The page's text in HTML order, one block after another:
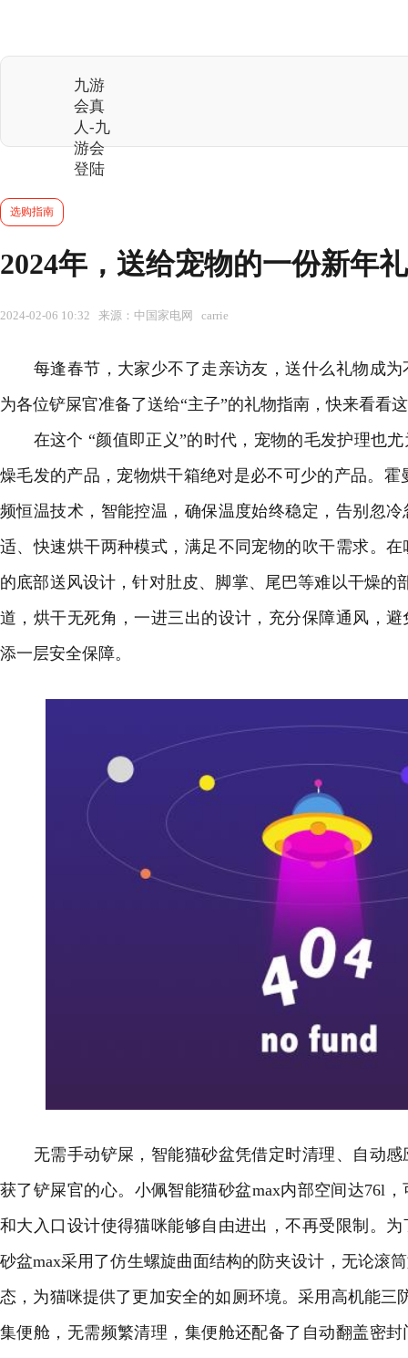
九游
会真
人-九
游会
登陆
选购指南
2024年，送给宠物的一份新年
2024-02-06 10:32 来源：中国家电网 carrie
每逢春节，大家少不了走亲访友，送什么礼物成为
为各位铲屎官准备了送给“主子”的礼物指南，快来看看
在这个 “颜值即正义”的时代，宠物的毛发护理也尤
燥毛发的产品，宠物烘干箱绝对是必不可少的产品。霍
频恒温技术，智能控温，确保温度始终稳定，告别忽
适、快速烘干两种模式，满足不同宠物的吹干需求。
的底部送风设计，针对肚皮、脚掌、尾巴等难以干燥的
道，烘干无死角，一进三出的设计，充分保障通风，
添一层安全保障。
无需手动铲屎，智能猫砂盆凭借定时清理、自动感
获了铲屎官的心。小佩智能猫砂盆max内部空间达76l
和大入口设计使得猫咪能够自由进出，不再受限制。
砂盆max采用了仿生螺旋曲面结构的防夹设计，无论滚
态，为猫咪提供了更加安全的如厕环境。采用高机能三
集便舱，无需频繁清理，集便舱还配备了自动翻盖密